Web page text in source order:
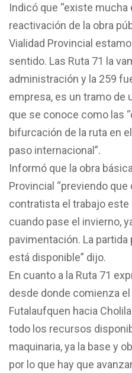
Indicó que “existe
reactivación de la obra
Vialidad Provincial
sentido. Las Ruta 71 la
administración y la 259
empresa, es un tramo de
que se conoce como las
bifurcación de la ruta en
paso internacional”.
Informó que la obra
Provincial “previendo
contratista el trabajo este
cuando pase el invierno,
pavimentación. La
está disponible” dijo.
En cuanto a la Ruta 71
desde donde comienza
Futalaufquen hacia
todo los recursos
maquinaria, ya la base y
por lo que hay que